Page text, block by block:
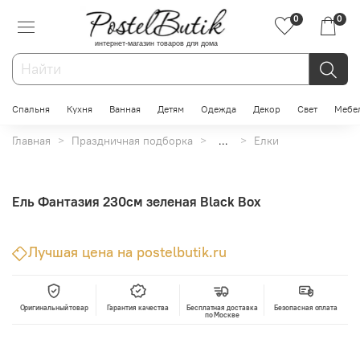
интернет-магазин товаров для дома
0 0
Спальня Кухня Ванная Детям Одежда Декор Свет
Главная Праздничная подборка ... Елки
Ель Фантазия 230см зеленая Black Box
Лучшая цена на postelbutik.ru
Оригинальный товар Гарантия качества
Бесплатная доставка
по Москве
Безопасная оплата